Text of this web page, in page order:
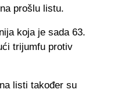
prošlu listu.
koja je sada 63.
trijumfu protiv
listi također su